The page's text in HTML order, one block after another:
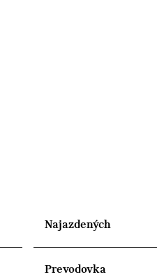
Najazdených
Prevodovka